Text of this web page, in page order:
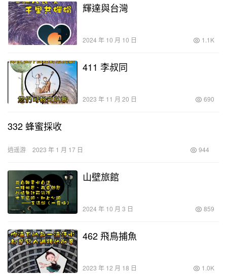
輝達與台灣
2024 年 10 月 10 日 1.1K
411 李叔同
2023 年 11 月 20 日 690
332 蜂蜜採收
逍遥游 2023 年 1 月 17 日 944
山壁旅館
2024 年 10 月 3 日 859
462 飛鳥捕魚
2023 年 12 月 18 日 1.0K